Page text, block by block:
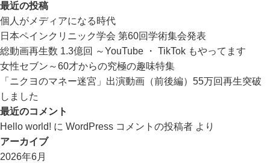
最近の投稿
個人がメディアになる時代
日本ペインクリニック学会 第60回学術集会発表
総動画再生数 1.3億回 ～YouTube ・ TikTok もやってます
女性セブン～60才からの究極の趣味特集
「ニクヨのマネー迷宮」出演動画（前後編）55万回再生突破
しました
最近のコメント
Hello world! に WordPress コメントの投稿者 より
アーカイブ
2026年6月